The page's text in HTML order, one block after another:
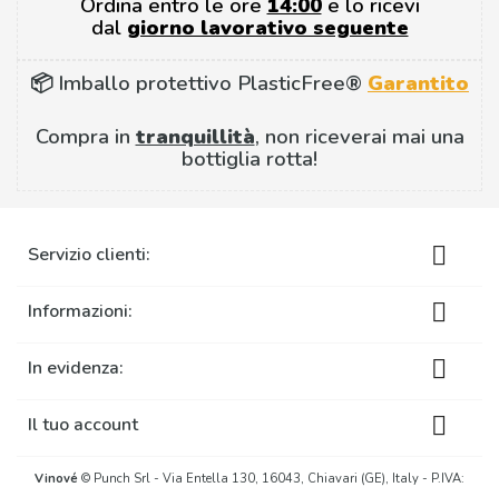
dal giorno lavorativo seguente
📦 Imballo protettivo PlasticFree® Garantito
Compra in tranquillità, non riceverai mai una
bottiglia rotta!
Servizio clienti: 
Informazioni: 
In evidenza: 
Il tuo account 
Vinové © Punch Srl - Via Entella 130, 16043, Chiavari (GE), Italy - P.IVA: